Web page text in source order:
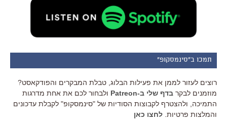
תמכו ב"סינמסקופ"
רוצים לעזור לממן את פעילות הבלוג, טבלת המבקרים והפודקאסט?
מוזמנים לבקר בדף שלי ב-Patreon
ולבחור לכם את אחת מדרגות
התמיכה, ולהצטרף לקבוצות הסודיות של "סינמסקופ" לקבלת עדכונים
והמלצות פרטיות. לחצו כאן